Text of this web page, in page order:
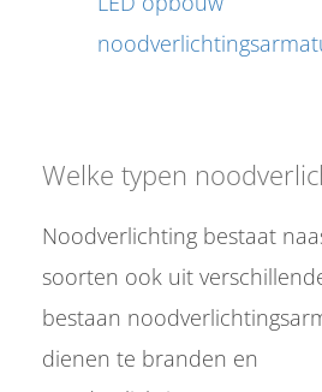
Welke typen
Noodverlichting bestaat
soorten ook uit
bestaan
dienen te branden en